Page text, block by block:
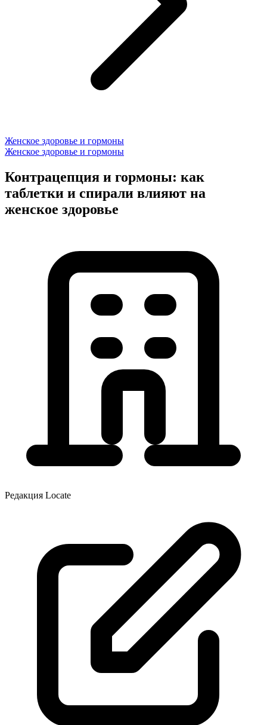
Женское здоровье и гормоны
Женское здоровье и гормоны
Контрацепция и гормоны: как
таблетки и спирали влияют на
женское здоровье
Редакция Locate